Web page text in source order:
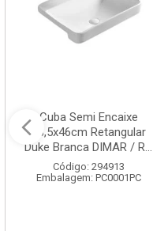
Cuba Semi Encaixe
58,5x46cm Retangular
Duke Branca DIMAR / R...
Código: 294913
Embalagem: PC0001PC